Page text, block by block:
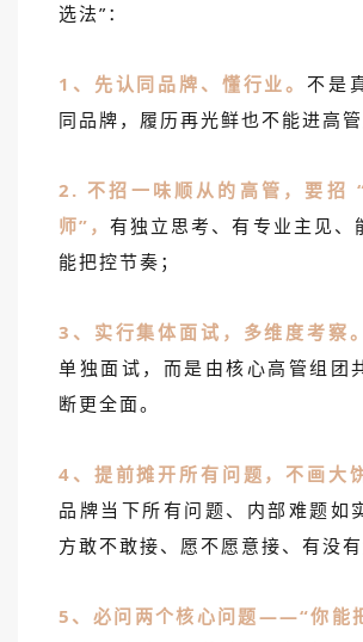
选法”：
1、先认同品牌、懂行业。不是
同品牌，履历再光鲜也不能进高管
2. 不招一味顺从的高管，要招
师”，有独立思考、有专业主见、
能把控节奏；
3、实行集体面试，多维度考察。
单独面试，而是由核心高管组团
断更全面。
4、提前摊开所有问题，不画大
品牌当下所有问题、内部难题如
方敢不敢接、愿不愿意接、有没有
5、必问两个核心问题——“你能